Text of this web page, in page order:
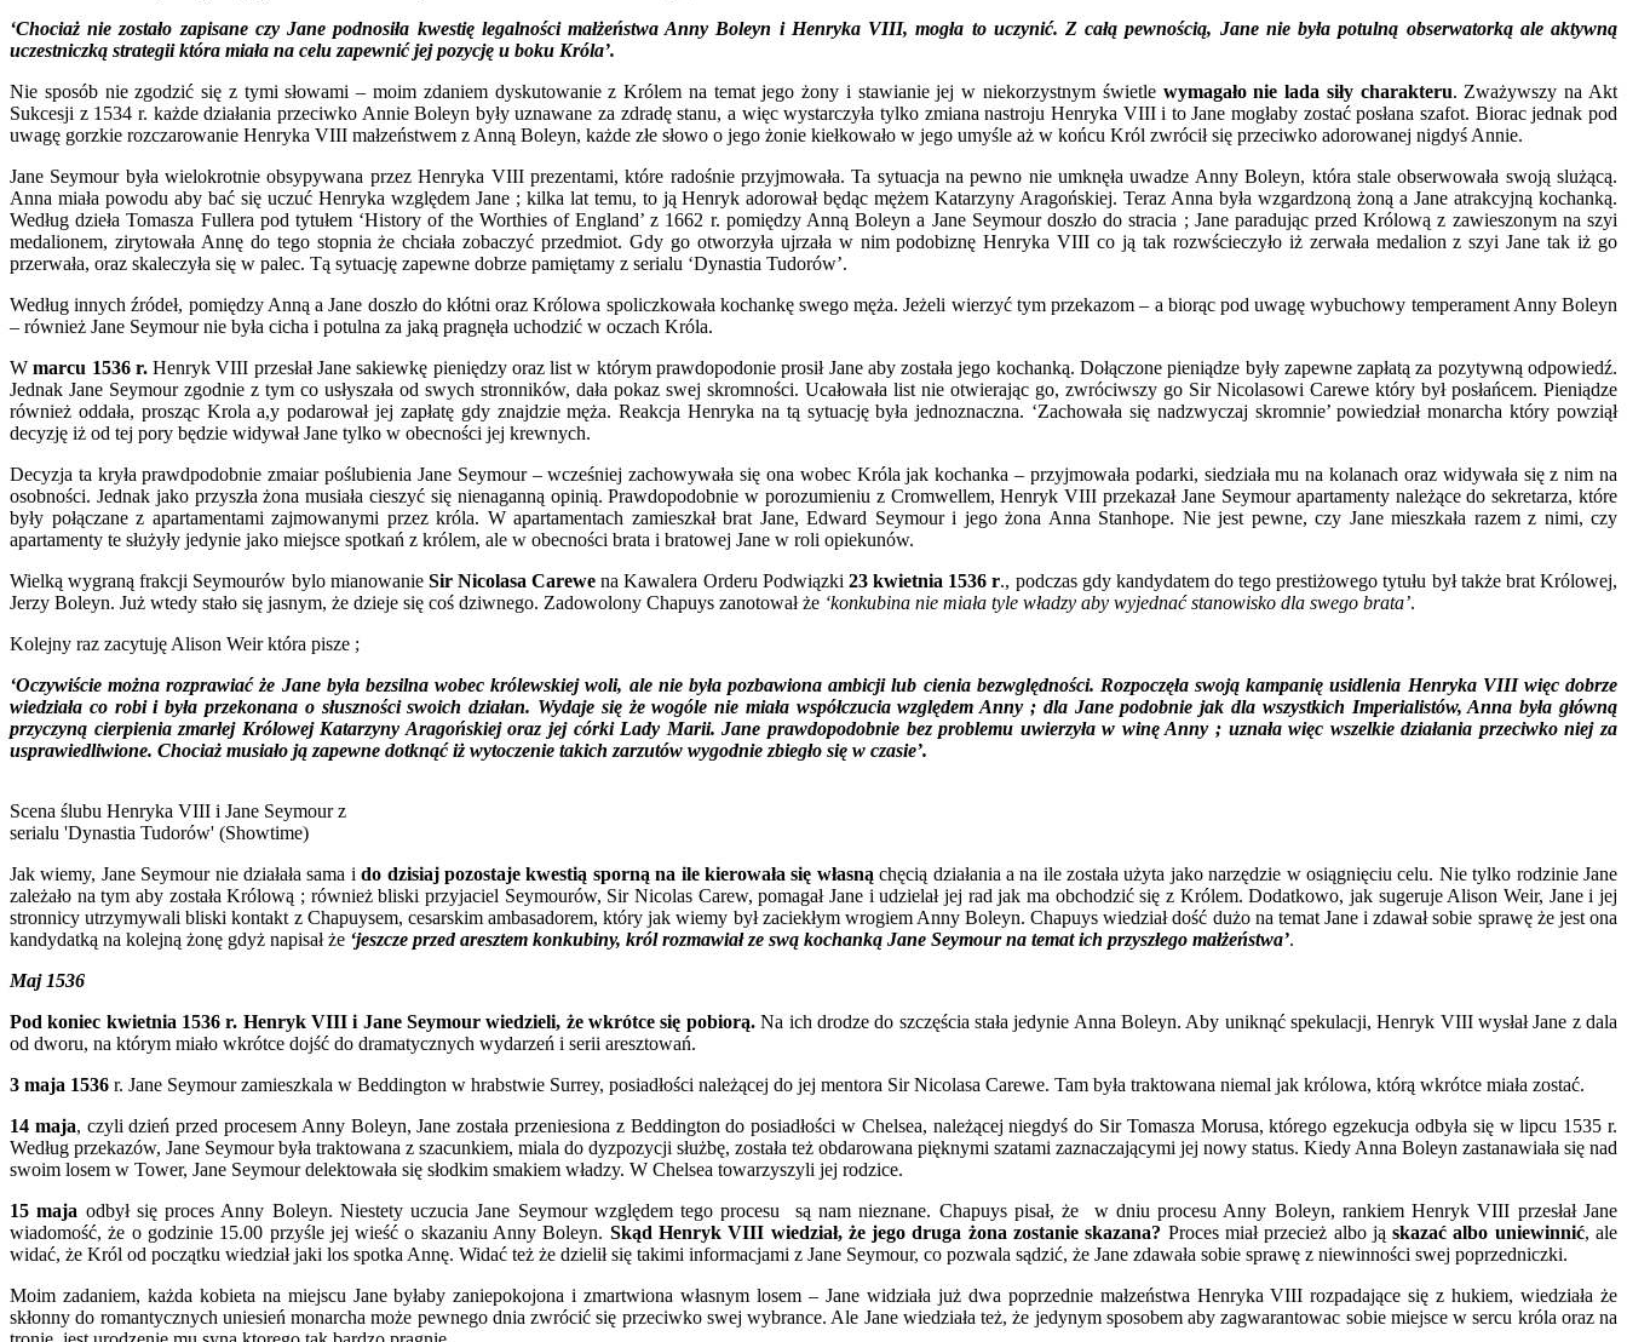
‘Chociaż nie zostało zapisane czy Jane podnosiła kwestię legalności małżeństwa Anny Boleyn i Henryka VIII, mogła to uczynić. Z całą pewnością, Jane nie była potulną obserwatorką ale aktywną
uczestniczką strategii która miała na celu zapewnić jej pozycję u boku Króla’.
Nie sposób nie zgodzić się z tymi słowami – moim zdaniem dyskutowanie z Królem na temat jego żony i stawianie jej w niekorzystnym świetle wymagało nie lada siły charakteru. Zważywszy na Akt
Sukcesji z 1534 r. każde działania przeciwko Annie Boleyn były uznawane za zdradę stanu, a więc wystarczyła tylko zmiana nastroju Henryka VIII i to Jane mogłaby zostać posłana szafot. Biorac jednak pod
uwagę gorzkie rozczarowanie Henryka VIII małzeństwem z Anną Boleyn, każde złe słowo o jego żonie kiełkowało w jego umyśle aż w końcu Król zwrócił się przeciwko adorowanej nigdyś Annie.
Jane Seymour była wielokrotnie obsypywana przez Henryka VIII prezentami, które radośnie przyjmowała. Ta sytuacja na pewno nie umknęła uwadze Anny Boleyn, która stale obserwowała swoją slużącą.
Anna miała powodu aby bać się uczuć Henryka względem Jane ; kilka lat temu, to ją Henryk adorował będąc mężem Katarzyny Aragońskiej. Teraz Anna była wzgardzoną żoną a Jane atrakcyjną kochanką.
Według dzieła Tomasza Fullera pod tytułem ‘History of the Worthies of England’ z 1662 r. pomiędzy Anną Boleyn a Jane Seymour doszło do stracia ; Jane paradując przed Królową z zawieszonym na szyi
medalionem, zirytowała Annę do tego stopnia że chciała zobaczyć przedmiot. Gdy go otworzyła ujrzała w nim podobiznę Henryka VIII co ją tak rozwścieczyło iż zerwała medalion z szyi Jane tak iż go
przerwała, oraz skaleczyła się w palec. Tą sytuację zapewne dobrze pamiętamy z serialu ‘Dynastia Tudorów’.
Według innych źródeł, pomiędzy Anną a Jane doszło do kłótni oraz Królowa spoliczkowała kochankę swego męża. Jeżeli wierzyć tym przekazom – a biorąc pod uwagę wybuchowy temperament Anny Boleyn
– również Jane Seymour nie była cicha i potulna za jaką pragnęła uchodzić w oczach Króla.
Wmarcu 1536 r.Henryk VIII przesłał Jane sakiewkę pieniędzy oraz list w którym prawdopodonie prosił Jane aby została jego kochanką. Dołączone pieniądze były zapewne zapłatą za pozytywną odpowiedź.
Jednak Jane Seymour zgodnie z tym co usłyszała od swych stronników, dała pokaz swej skromności. Ucałowała list nie otwierając go, zwróciwszy go Sir Nicolasowi Carewe który był posłańcem. Pieniądze
również oddała, prosząc Krola a,y podarował jej zapłatę gdy znajdzie męża. Reakcja Henryka na tą sytuację była jednoznaczna. ‘Zachowała się nadzwyczaj skromnie’ powiedział monarcha który powziął
decyzję iż od tej pory będzie widywał Jane tylko w obecności jej krewnych.
Decyzja ta kryła prawdpodobnie zmaiar poślubienia Jane Seymour – wcześniej zachowywała się ona wobec Króla jak kochanka – przyjmowała podarki, siedziała mu na kolanach oraz widywała się z nim na
osobności. Jednak jako przyszła żona musiała cieszyć się nienaganną opinią. Prawdopodobnie w porozumieniu z Cromwellem, Henryk VIII przekazał Jane Seymour apartamenty należące do sekretarza, które
były połączane z apartamentami zajmowanymi przez króla. W apartamentach zamieszkał brat Jane, Edward Seymour i jego żona Anna Stanhope. Nie jest pewne, czy Jane mieszkała razem z nimi, czy
apartamenty te służyły jedynie jako miejsce spotkań z królem, ale w obecności brata i bratowej Jane w roli opiekunów.
Wielką wygraną frakcji Seymourów bylo mianowanie Sir Nicolasa Carewe na Kawalera Orderu Podwiązki 23 kwietnia 1536 r., podczas gdy kandydatem do tego prestiżowego tytułu był także brat Królowej,
Jerzy Boleyn. Już wtedy stało się jasnym, że dzieje się coś dziwnego. Zadowolony Chapuys zanotował że ‘konkubina nie miała tyle władzy aby wyjednać stanowisko dla swego brata’.
Kolejny raz zacytuję Alison Weir która pisze ;
‘Oczywiście można rozprawiać że Jane była bezsilna wobec królewskiej woli, ale nie była pozbawiona ambicji lub cienia bezwględności. Rozpoczęła swoją kampanię usidlenia Henryka VIII więc dobrze
wiedziała co robi i była przekonana o słuszności swoich działan. Wydaje się że wogóle nie miała współczucia względem Anny ; dla Jane podobnie jak dla wszystkich Imperialistów, Anna była główną
przyczyną cierpienia zmarłej Królowej Katarzyny Aragońskiej oraz jej córki Lady Marii. Jane prawdopodobnie bez problemu uwierzyła w winę Anny ; uznała więc wszelkie działania przeciwko niej za
usprawiedliwione. Chociaż musiało ją zapewne dotknąć iż wytoczenie takich zarzutów wygodnie zbiegło się w czasie’.
Scena ślubu Henryka VIII i Jane Seymour z
serialu 'Dynastia Tudorów' (Showtime)
Jak wiemy, Jane Seymour nie działała sama ido dzisiaj pozostaje kwestią sporną na ile kierowała się własnąchęcią działania a na ile została użyta jako narzędzie w osiągnięciu celu. Nie tylko rodzinie Jane
zależało na tym aby została Królową ; również bliski przyjaciel Seymourów, Sir Nicolas Carew, pomagał Jane i udzielał jej rad jak ma obchodzić się z Królem. Dodatkowo, jak sugeruje Alison Weir, Jane i jej
stronnicy utrzymywali bliski kontakt z Chapuysem, cesarskim ambasadorem, który jak wiemy był zaciekłym wrogiem Anny Boleyn. Chapuys wiedział dość dużo na temat Jane i zdawał sobie sprawę że jest ona
kandydatką na kolejną żonę gdyż napisał że ‘jeszcze przed aresztem konkubiny, król rozmawiał ze swą kochanką Jane Seymour na temat ich przyszłego małżeństwa’.
Maj 1536
Pod koniec kwietnia 1536 r. Henryk VIII i Jane Seymour wiedzieli, że wkrótce się pobiorą.Na ich drodze do szczęścia stała jedynie Anna Boleyn. Aby uniknąć spekulacji, Henryk VIII wysłał Jane z dala
od dworu, na którym miało wkrótce dojść do dramatycznych wydarzeń i serii aresztowań.
3 maja 1536 r. Jane Seymour zamieszkala w Beddington w hrabstwie Surrey, posiadłości należącej do jej mentora Sir Nicolasa Carewe. Tam była traktowana niemal jak królowa, którą wkrótce miała zostać.
14 maja, czyli dzień przed procesem Anny Boleyn, Jane została przeniesiona z Beddington do posiadłości w Chelsea, należącej niegdyś do Sir Tomasza Morusa, którego egzekucja odbyła się w lipcu 1535 r.
Według przekazów, Jane Seymour była traktowana z szacunkiem, miala do dyzpozycji służbę, została też obdarowana pięknymi szatami zaznaczającymi jej nowy status. Kiedy Anna Boleyn zastanawiała się nad
swoim losem w Tower, Jane Seymour delektowała się słodkim smakiem władzy. W Chelsea towarzyszyli jej rodzice.
15 maja odbył się proces Anny Boleyn. Niestety uczucia Jane Seymour względem tego procesu są nam nieznane. Chapuys pisał, że w dniu procesu Anny Boleyn, rankiem Henryk VIII przesłał Jane
wiadomość, że o godzinie 15.00 przyśle jej wieść o skazaniu Anny Boleyn. Skąd Henryk VIII wiedział, że jego druga żona zostanie skazana? Proces miał przecież albo jąskazać albo uniewinnić, ale
widać, że Król od początku wiedział jaki los spotka Annę. Widać też że dzielił się takimi informacjami z Jane Seymour, co pozwala sądzić, że Jane zdawała sobie sprawę z niewinności swej poprzedniczki.
Moim zadaniem, każda kobieta na miejscu Jane byłaby zaniepokojona i zmartwiona własnym losem – Jane widziała już dwa poprzednie małzeństwa Henryka VIII rozpadające się z hukiem, wiedziała że
skłonny do romantycznych uniesień monarcha może pewnego dnia zwrócić się przeciwko swej wybrance. Ale Jane wiedziała też, że jedynym sposobem aby zagwarantowac sobie miejsce w sercu króla oraz na